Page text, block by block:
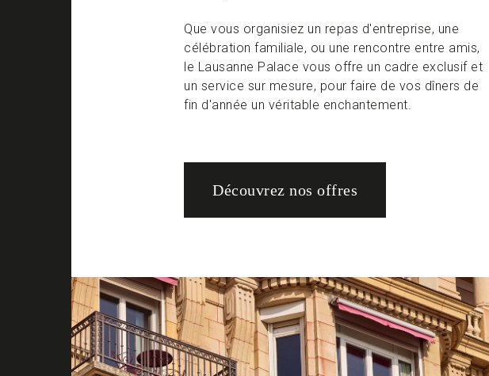
Que vous organisiez un repas d'entreprise, une
célébration familiale, ou une rencontre entre amis,
le Lausanne Palace vous offre un cadre exclusif et
un service sur mesure, pour faire de vos dîners de
fin d'année un véritable enchantement.
Découvrez nos offres